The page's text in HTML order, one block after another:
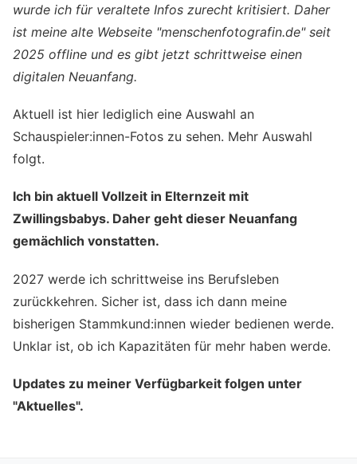
wurde ich für veraltete Infos zurecht kritisiert. Daher
ist meine alte Webseite "menschenfotografin.de" seit
2025 offline und es gibt jetzt schrittweise einen
digitalen Neuanfang.
Aktuell ist hier lediglich eine Auswahl an
Schauspieler:innen-Fotos zu sehen. Mehr Auswahl
folgt.
Ich bin aktuell Vollzeit in Elternzeit mit
Zwillingsbabys. Daher geht dieser Neuanfang
gemächlich vonstatten.
2027 werde ich schrittweise ins Berufsleben
zurückkehren. Sicher ist, dass ich dann meine
bisherigen Stammkund:innen wieder bedienen werde.
Unklar ist, ob ich Kapazitäten für mehr haben werde.
Updates zu meiner Verfügbarkeit folgen unter
"Aktuelles".